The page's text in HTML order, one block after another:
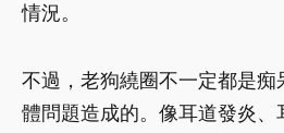
情況。
不過，老狗繞圈不一定都是痴
體問題造成的。像耳道發炎、